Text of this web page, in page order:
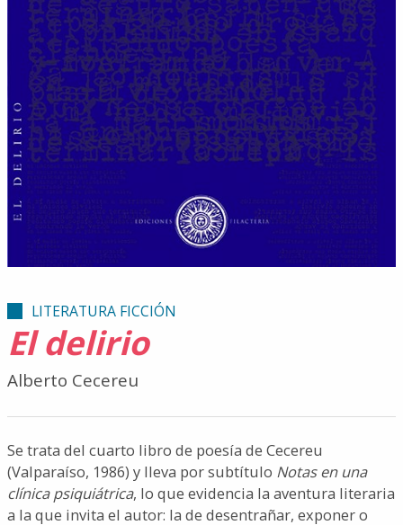
LITERATURA FICCIÓN
El delirio
Alberto Cecereu
Se trata del cuarto libro de poesía de Cecereu
(Valparaíso, 1986) y lleva por subtítulo Notas en una
clínica psiquiátrica, lo que evidencia la aventura literaria
a la que invita el autor: la de desentrañar, exponer o